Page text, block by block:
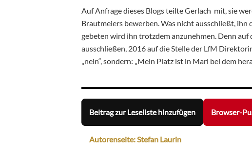
Auf Anfrage dieses Blogs teilte Gerlach mit, sie
Brautmeiers bewerben. Was nicht ausschließt, ihn
gebeten wird ihn trotzdem anzunehmen. Denn auf
ausschließen, 2016 auf die Stelle der LfM
„nein“, sondern: „Mein Platz ist in Marl bei dem
Beitrag zur Leseliste hinzufügen Browser-
Autorenseite: Stefan Laurin